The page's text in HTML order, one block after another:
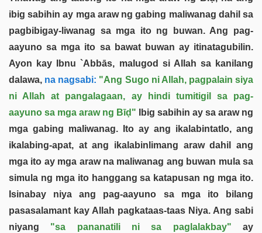
ibig sabihin ay mga araw ng gabing maliwanag dahil sa
pagbibigay-liwanag sa mga ito ng buwan. Ang pag-
aayuno sa mga ito sa bawat buwan ay itinatagubilin.
Ayon kay Ibnu `Abbās, malugod si Allah sa kanilang
dalawa, na nagsabi: "Ang Sugo ni Allah, pagpalain siya
ni Allah at pangalagaan, ay hindi tumitigil sa pag-
aayuno sa mga araw ng Bīḍ" Ibig sabihin ay sa araw ng
mga gabing maliwanag. Ito ay ang ikalabintatlo, ang
ikalabing-apat, at ang ikalabinlimang araw dahil ang
mga ito ay mga araw na maliwanag ang buwan mula sa
simula ng mga ito hanggang sa katapusan ng mga ito.
Isinabay niya ang pag-aayuno sa mga ito bilang
pasasalamant kay Allah pagkataas-taas Niya. Ang sabi
niyang "sa pananatili ni sa paglalakbay" ay